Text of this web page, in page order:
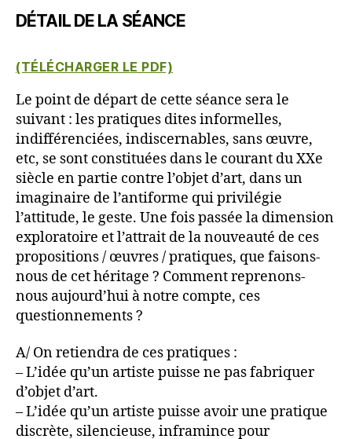
DÉTAIL DE LA SÉANCE
(TÉLÉCHARGER LE PDF)
Le point de départ de cette séance sera le
suivant : les pratiques dites informelles,
indifférenciées, indiscernables, sans œuvre,
etc, se sont constituées dans le courant du XXe
siècle en partie contre l’objet d’art, dans un
imaginaire de l’antiforme qui privilégie
l’attitude, le geste. Une fois passée la dimension
exploratoire et l’attrait de la nouveauté de ces
propositions / œuvres / pratiques, que faisons-
nous de cet héritage ? Comment reprenons-
nous aujourd’hui à notre compte, ces
questionnements ?
A/ On retiendra de ces pratiques :
– L’idée qu’un artiste puisse ne pas fabriquer
d’objet d’art.
– L’idée qu’un artiste puisse avoir une pratique
discrète, silencieuse, inframince pour